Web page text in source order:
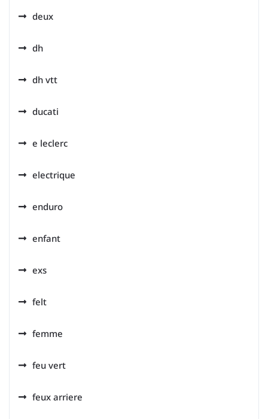
deux
dh
dh vtt
ducati
e leclerc
electrique
enduro
enfant
exs
felt
femme
feu vert
feux arriere